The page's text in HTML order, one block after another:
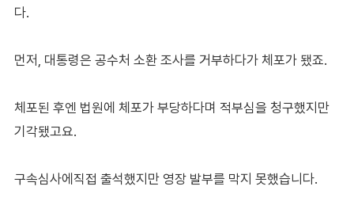
다.
먼저, 대통령은 공수처 소환 조사를 거부하다가 체포가 됐죠.
체포된 후엔 법원에 체포가 부당하다며 적부심을 청구했지만
기각됐고요.
구속심사에직접 출석했지만 영장 발부를 막지 못했습니다.